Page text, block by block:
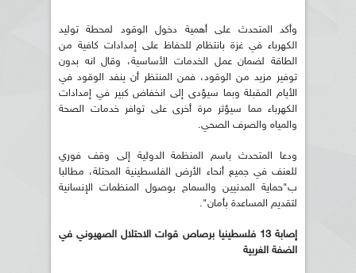
وأكد المتحدث على أهمية دخول الوقود لمحطة توليد
الكهرباء في غزة بانتظام للحفاظ على إمدادات كافية من
الطاقة لضمان عمل الخدمات الأساسية، وقال انه بدون
توفير مزيد من الوقود، فمن المنتظر أن ينفد الوقود في
الأيام المقبلة وبما سيؤدى إلى انخفاض كبير في إمدادات
الكهرباء مما سيؤثر مرة أخرى على توافر خدمات الصحة
والمياه والصرف الصحي.
ودعا المتحدث باسم المنظمة الدولية إلى وقف فوري
للعنف في جميع أنحاء الأرض الفلسطينية المحتلة، مطالبا
ب"حماية المدنيين والسماح بوصول المنظمات الإنسانية
لتقديم المساعدة بأمان".
إصابة 13 فلسطينيا برصاص قوات الاحتلال الصهيوني في
الضفة الغربية